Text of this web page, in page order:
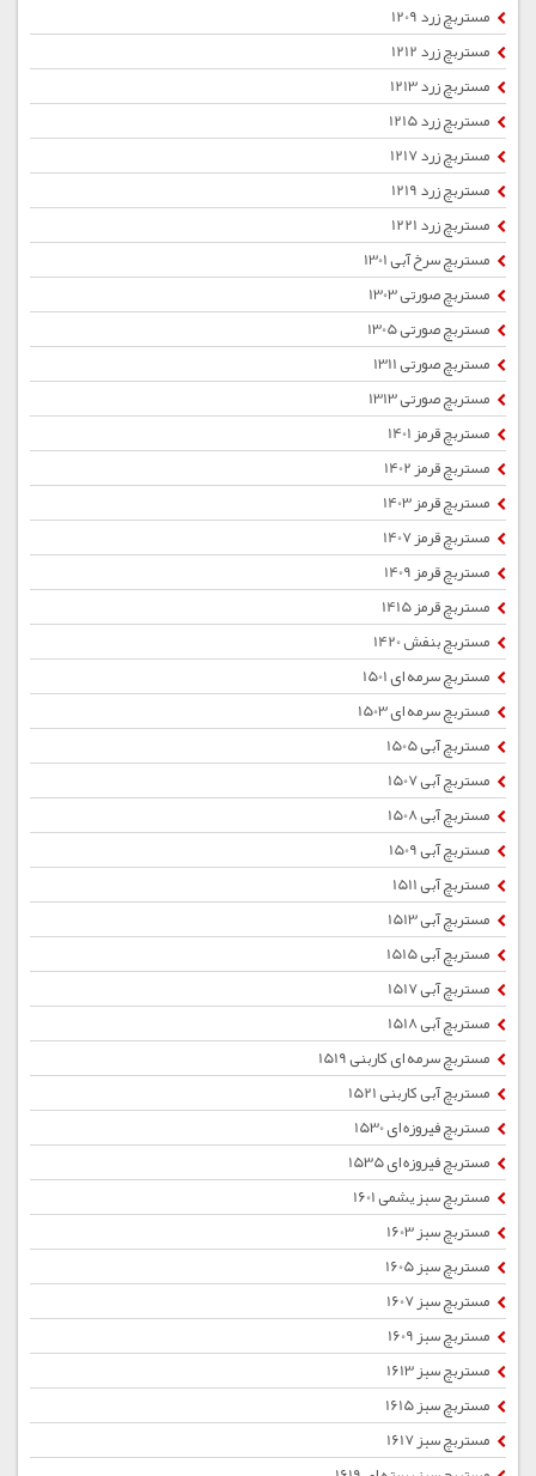
مستربچ زرد 1209
مستربچ زرد 1212
مستربچ زرد 1213
مستربچ زرد 1215
مستربچ زرد 1217
مستربچ زرد 1219
مستربچ زرد 1221
مستربچ سرخ آبی 1301
مستربچ صورتی 1303
مستربچ صورتی 1305
مستربچ صورتی 1311
مستربچ صورتی 1313
مستربچ قرمز 1401
مستربچ قرمز 1402
مستربچ قرمز 1403
مستربچ قرمز 1407
مستربچ قرمز 1409
مستربچ قرمز 1415
مستربچ بنفش 1420
مستربچ سرمه ای 1501
مستربچ سرمه ای 1503
مستربچ آبی 1505
مستربچ آبی 1507
مستربچ آبی 1508
مستربچ آبی 1509
مستربچ آبی 1511
مستربچ آبی 1513
مستربچ آبی 1515
مستربچ آبی 1517
مستربچ آبی 1518
مستربچ سرمه ای کاربنی 1519
مستربچ آبی کاربنی 1521
مستربچ فیروزه ای 1530
مستربچ فیروزه ای 1535
مستربچ سبز یشمی 1601
مستربچ سبز 1603
مستربچ سبز 1605
مستربچ سبز 1607
مستربچ سبز 1609
مستربچ سبز 1613
مستربچ سبز 1615
مستربچ سبز 1617